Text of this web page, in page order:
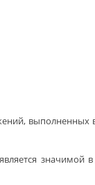
выполненных